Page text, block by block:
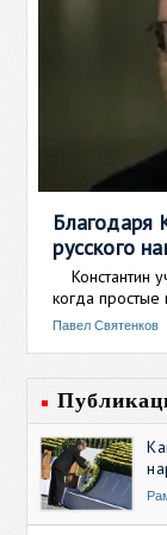
Благодаря
русского
Константин
когда
Павел Святенков